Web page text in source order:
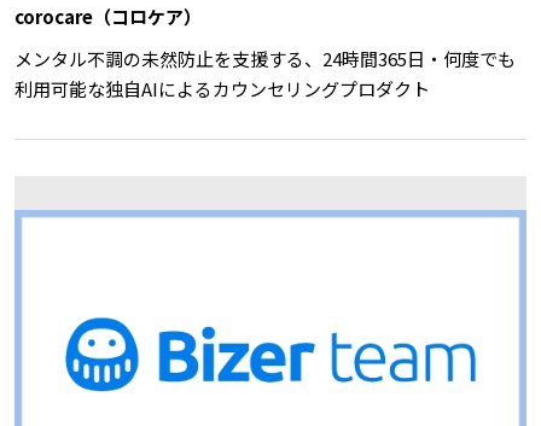
corocare（コロケア）
メンタル不調の未然防止を支援する、24時間365日・何度でも
利用可能な独自AIによるカウンセリングプロダクト